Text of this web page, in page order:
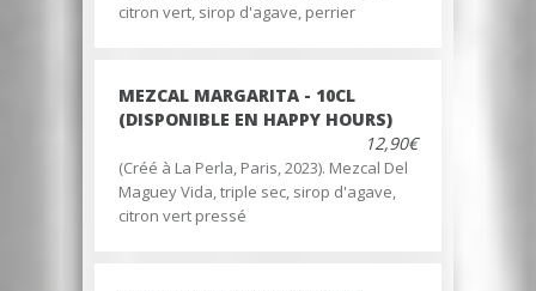
citron vert, sirop d'agave, perrier
MEZCAL MARGARITA - 10CL
(DISPONIBLE EN HAPPY HOURS)
12,90€
(Créé à La Perla, Paris, 2023). Mezcal Del
Maguey Vida, triple sec, sirop d'agave,
citron vert pressé